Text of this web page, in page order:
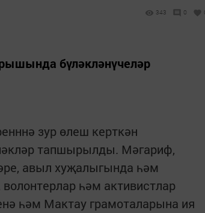
343 0
бүләкләнүчеләр
зур өлеш керткән
тапшырылды. Мәгариф,
авыл хуҗалыгында һәм
һәм активистлар
һәм Мактау грамоталарына ия